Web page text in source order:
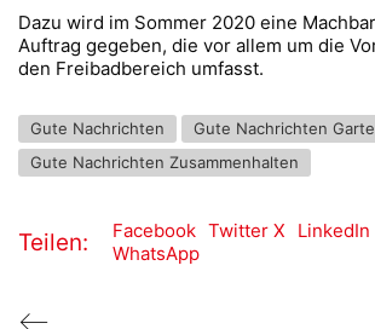
Dazu wird im Sommer 2020 eine
Auftrag gegeben, die vor allem um die
den Freibadbereich umfasst.
Gute Nachrichten
Gute Nachrichten
Gute Nachrichten Zusammenhalten
Teilen: Facebook Twitter X LinkedIn
WhatsApp